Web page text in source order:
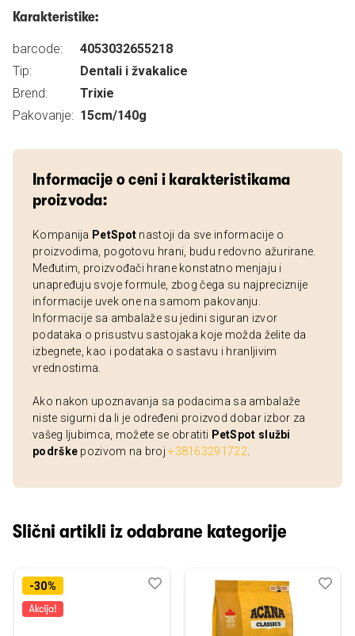
Karakteristike:
barcode:
4053032655218
Tip:
Dentali i žvakalice
Brend:
Trixie
Pakovanje: 15cm/140g
Informacije o ceni i karakteristikama
proizvoda:
Kompanija PetSpot nastoji da sve informacije o
proizvodima, pogotovu hrani, budu redovno ažurirane.
Međutim, proizvođači hrane konstatno menjaju i
unapređuju svoje formule, zbog čega su najpreciznije
informacije uvek one na samom pakovanju.
Informacije sa ambalaže su jedini siguran izvor
podataka o prisustvu sastojaka koje možda želite da
izbegnete, kao i podataka o sastavu i hranljivim
vrednostima.
Ako nakon upoznavanja sa podacima sa ambalaže
niste sigurni da li je određeni proizvod dobar izbor za
vašeg ljubimca, možete se obratiti PetSpot službi
podrške pozivom na broj+38163291722
Slični artikli iz odabrane kategorije
-30%
Dodaj
Uporedi